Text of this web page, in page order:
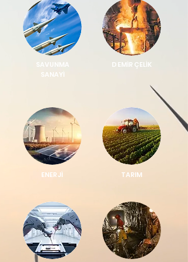
SAVUNMA
SANAYİ
DEMİR ÇELİK
ENERJİ TARIM